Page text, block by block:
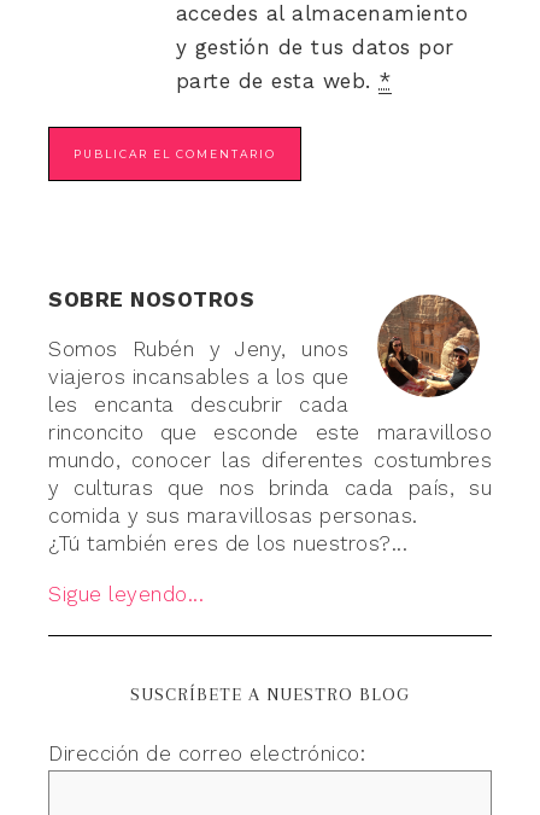
accedes al almacenamiento
y gestión de tus datos por
parte de esta web. *
SOBRE NOSOTROS
Somos Rubén y Jeny, unos
viajeros incansables a los que
les encanta descubrir cada
rinconcito que esconde este maravilloso
mundo, conocer las diferentes costumbres
y culturas que nos brinda cada país, su
comida y sus maravillosas personas.
¿Tú también eres de los nuestros?...
Sigue leyendo...
SUSCRÍBETE A NUESTRO BLOG
Dirección de correo electrónico: